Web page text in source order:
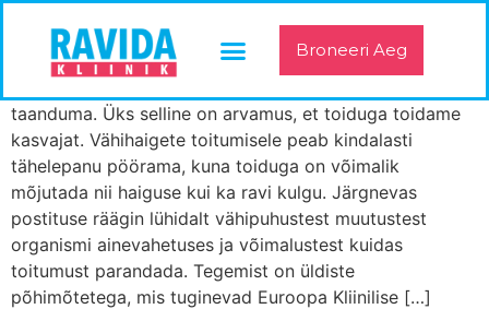
Broneeri Aeg
Vähihaige toitumine
taanduma. Üks selline on arvamus, et toiduga toidame
kasvajat. Vähihaigete toitumisele peab kindalasti
tähelepanu pöörama, kuna toiduga on võimalik
mõjutada nii haiguse kui ka ravi kulgu. Järgnevas
postituse räägin lühidalt vähipuhustest muutustest
organismi ainevahetuses ja võimalustest kuidas
toitumust parandada. Tegemist on üldiste
põhimõtetega, mis tuginevad Euroopa Kliinilise […]